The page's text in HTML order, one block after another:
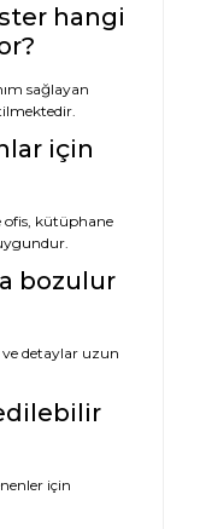
hangi
sağlayan
için
ofis, kütüphane
bozulur
ve detaylar uzun
için